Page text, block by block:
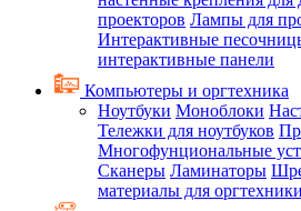
проекторов Лампы для
Интерактивные
интерактивные панели
Компьютеры и оргтехника
Ноутбуки Моноблоки
Тележки для ноутбуков
Многофунциональные
Сканеры Ламинаторы
материалы для оргтехники